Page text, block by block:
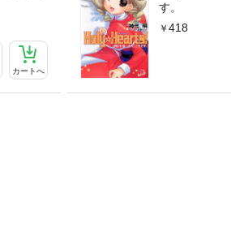
カートへ
す。
418